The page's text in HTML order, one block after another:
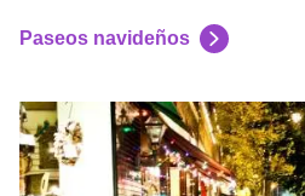
Paseos navideños
"Candlestick Lane"